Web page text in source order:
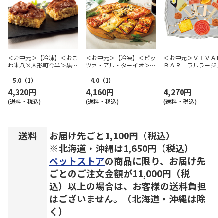
＜お中元＞【冷凍】＜おこ
わ米八×人形町今半＞黒毛
5.0 （1）
4,320円
(送料・税込)
＜お中元＞【冷凍】＜ピッ
ツァ・アル・ターイオ＞ロ
セット
4.0 （1）
4,160円
(送料・税込)
＜お中元＞ＶＩＶ
ＢＡＲ ラルラージ
4,270円
(送料・税込)
送料
お届け先ごと1,100円（税込）
※北海道・沖縄は1,650円（税込）
ペットストアの商品に限り、お届け先
ごとのご注文金額が11,000円（税
込）以上の場合は、お客様の送料負担
はございません。（北海道・沖縄は除
く）